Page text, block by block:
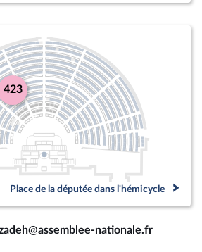
423
Place de la députée dans l'hémicycle
nationale.fr